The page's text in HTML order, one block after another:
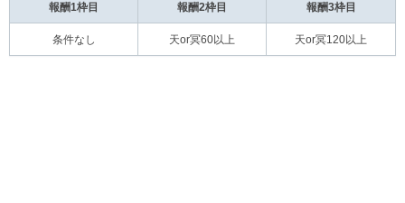
報酬1枠目 報酬2枠目 報酬3枠目
条件なし 天or冥60以上 天or冥120以上